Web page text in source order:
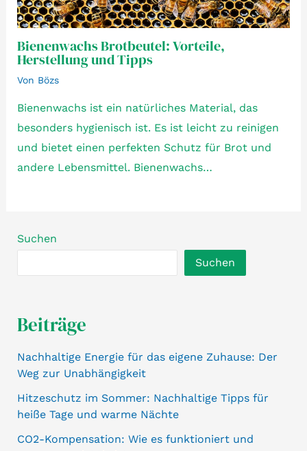
Bienenwachs Brotbeutel: Vorteile,
Herstellung und Tipps
Von Bözs
Bienenwachs ist ein natürliches Material, das
besonders hygienisch ist. Es ist leicht zu reinigen
und bietet einen perfekten Schutz für Brot und
andere Lebensmittel. Bienenwachs…
Suchen
Suchen
Beiträge
Nachhaltige Energie für das eigene Zuhause: Der
Weg zur Unabhängigkeit
Hitzeschutz im Sommer: Nachhaltige Tipps für
heiße Tage und warme Nächte
CO2-Kompensation: Wie es funktioniert und